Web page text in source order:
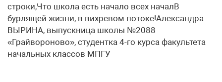
строки,Что школа есть начало всех началВ
бурлящей жизни, в вихревом потоке!Александра
ВЫРИНА, выпускница школы №2088
«Грайвороново», студентка 4-го курса факультета
начальных классов МПГУ